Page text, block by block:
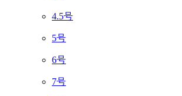
4.5号
5号
6号
7号